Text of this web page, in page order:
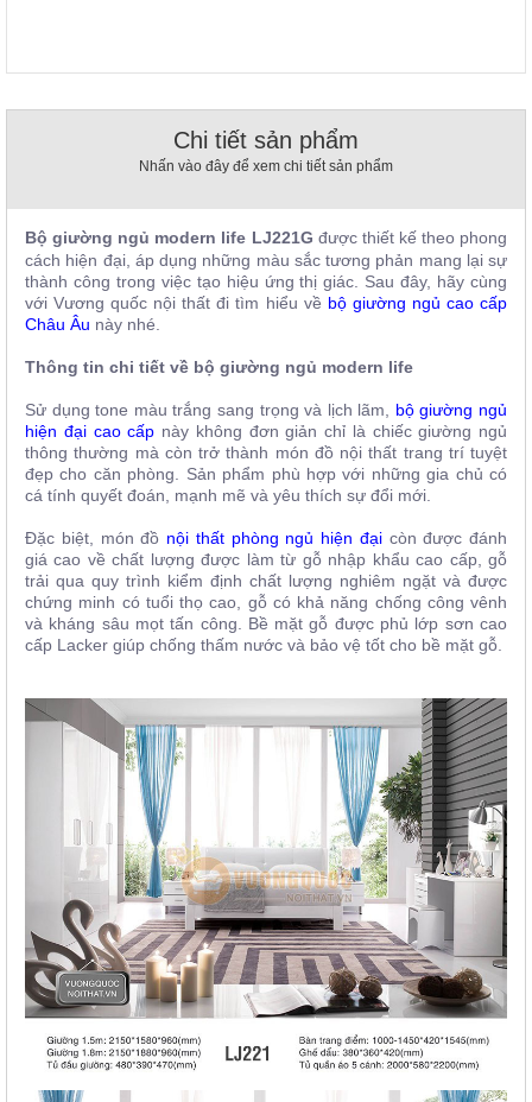
, đồ
trí
Nhà
Hàng
Hàng
Chi tiết sản phẩm
Nhấn vào đây để xem chi tiết sản phẩm
Bộ giường ngủ modern life LJ221G được thiết kế theo phong
cách hiện đại, áp dụng những màu sắc tương phản mang lại sự
thành công trong việc tạo hiệu ứng thị giác. Sau đây, hãy cùng
với Vương quốc nội thất đi tìm hiểu về bộ giường ngủ cao cấp
Châu Âu này nhé.
Thông tin chi tiết về bộ giường ngủ modern life
Sử dụng tone màu trắng sang trọng và lịch lãm, bộ giường ngủ
hiện đại cao cấp này không đơn giản chỉ là chiếc giường ngủ
thông thường mà còn trở thành món đồ nội thất trang trí tuyệt
đẹp cho căn phòng. Sản phẩm phù hợp với những gia chủ có
cá tính quyết đoán, mạnh mẽ và yêu thích sự đổi mới.
Đặc biệt, món đồ nội thất phòng ngủ hiện đạicòn được đánh
giá cao về chất lượngđược làm từ gỗ nhập khẩu cao cấp, gỗ
trải qua quy trình kiểm định chất lượng nghiêm ngặt và được
chứng minh có tuổi thọ cao, gỗ có khả năng chống công vênh
và kháng sâu mọt tấn công. Bề mặt gỗ được phủ lớp sơn cao
cấp Lacker giúp chống thấm nước và bảo vệ tốt cho bề mặt gỗ.